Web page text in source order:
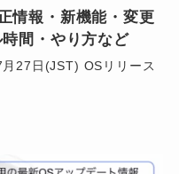
情報・新機能・変更
間・やり方など
27日(JST) OSリリース